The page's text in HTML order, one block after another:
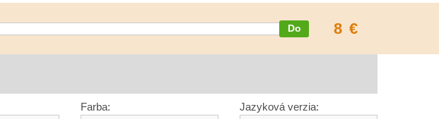
8 €
Farba: Jazyková verzia: